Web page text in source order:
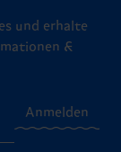
und erhalte
&
Anmelden